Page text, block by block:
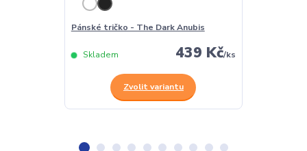
Pánské tričko - The Dark Anubis
439 Kč/ks
Skladem
Zvolit variantu